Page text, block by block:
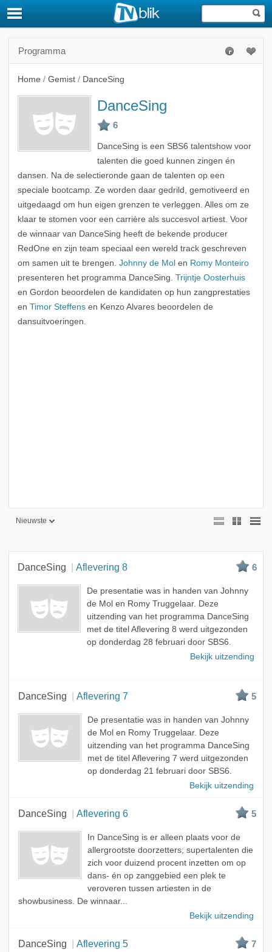
Programma
Home / Gemist / DanceSing
DanceSing
DanceSing is een SBS6 talentshow voor
talenten die goed kunnen zingen én
dansen. Na de selectieronde gaan de talenten op een
speciale bootcamp. Ze worden daar gedrild, gemotiveerd en
uitgedaagd om hun eigen grenzen te verleggen. Alles om ze
klaar te stomen voor een carrière als succesvol artiest. Voor
de winnaar van DanceSing heeft de bekende producer
RedOne en zijn team speciaal een wereld track geschreven
om samen uit te brengen. Johnny de Mol en Romy Monteiro
presenteren het programma DanceSing. Trijntje Oosterhuis
en Gordon beoordelen de kandidaten op hun zangprestaties
en Timor Steffensen Kenzo Alvares beoordelen de
dansuitvoeringen.
Nieuwste
DanceSing Aflevering 8 6
De presentatie was in handen van Johnny
de Mol en Romy Truggelaar. Deze
uitzending van het programma DanceSing
met de titel Aflevering 8 werd uitgezonden
op donderdag 28 februari door SBS6.
Bekijk uitzending
DanceSing Aflevering 7 5
De presentatie was in handen van Johnny
de Mol en Romy Truggelaar. Deze
uitzending van het programma DanceSing
met de titel Aflevering 7 werd uitgezonden
op donderdag 21 februari door SBS6.
Bekijk uitzending
DanceSing Aflevering 6 5
In DanceSing is er alleen plaats voor de
allergrootste doorzetters; supertalenten die
zich voor duizend procent inzetten om op
dans- én op zanggebied een plek te
veroveren tussen artiesten in de
showbusiness. De winnaar...
Bekijk uitzending
DanceSing Aflevering 5 7